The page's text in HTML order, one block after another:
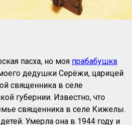
пасха, но моя прабабушка
дедушки Серёжи, царицей
священника в селе
губернии. Известно, что
священника в селе Кижелы.
Умерла она в 1944 году и